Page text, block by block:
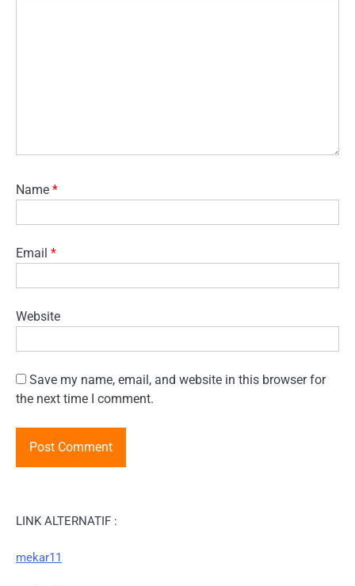
Name *
Email *
Website
Save my name, email, and website in this browser for
the next time I comment.
LINK ALTERNATIF :
mekar11